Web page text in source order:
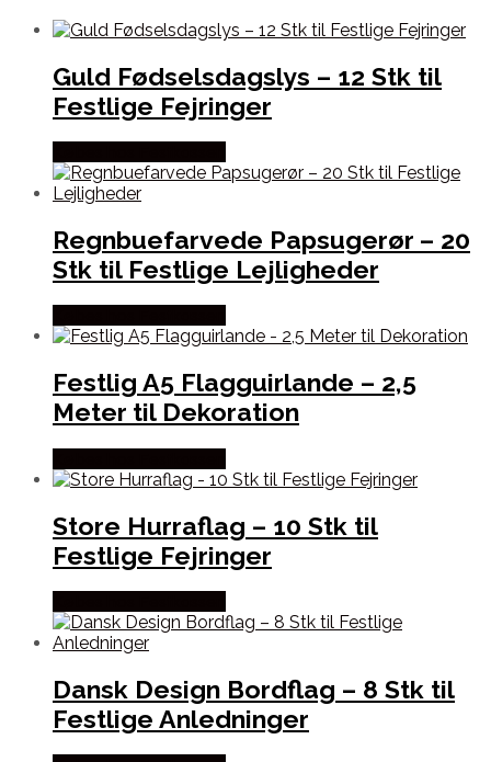
Guld Fødselsdagslys – 12 Stk til
Festlige Fejringer
Regnbuefarvede Papsugerør – 20
Stk til Festlige Lejligheder
Festlig A5 Flagguirlande – 2,5
Meter til Dekoration
Store Hurraflag – 10 Stk til
Festlige Fejringer
Dansk Design Bordflag – 8 Stk til
Festlige Anledninger